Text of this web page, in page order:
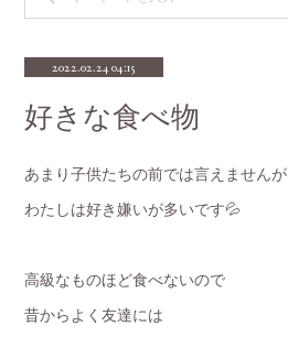
2022.02.24 04:15
好きな食べ物
あまり子供たちの前では言えませんが
わたしは好き嫌いが多いです💦
高級なものほど食べないので
昔からよく友達には